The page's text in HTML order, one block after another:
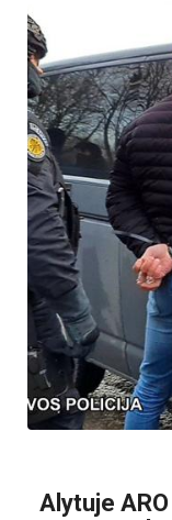
Alytuje